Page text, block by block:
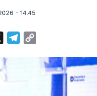
- 14.45
Telegram